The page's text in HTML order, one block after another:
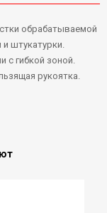
обрабатываемой
штукатурки.
гибкой зоной.
рукоятка.